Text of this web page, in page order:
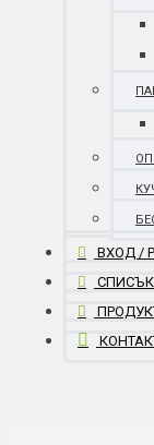
ВХОД /